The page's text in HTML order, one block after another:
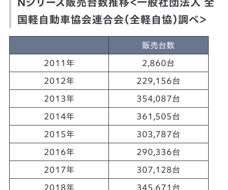
Nシリーズ販売台数推移＜一般社団法人 全
国軽自動車協会連合会（全軽自協）調べ＞
販売台数
2011年 2,860台
2012年 229,156台
2013年 354,087台
2014年 361,505台
2015年 303,787台
2016年 290,336台
2017年 307,128台
2018年 345,671台